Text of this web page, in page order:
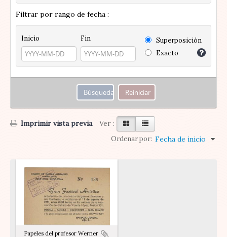
Filtrar por rango de fecha :
Inicio Fin
Superposición
Exacto
Imprimir vista previa Ver :
Ordenar por: Fecha de inicio
Papeles del profesor Werner